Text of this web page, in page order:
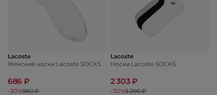
Lacoste
Женские носки Lacoste SOCKS
686 ₽
-30%980 ₽
Lacoste
Носки Lacoste SOCKS
2 303 ₽
-30%3 290 ₽